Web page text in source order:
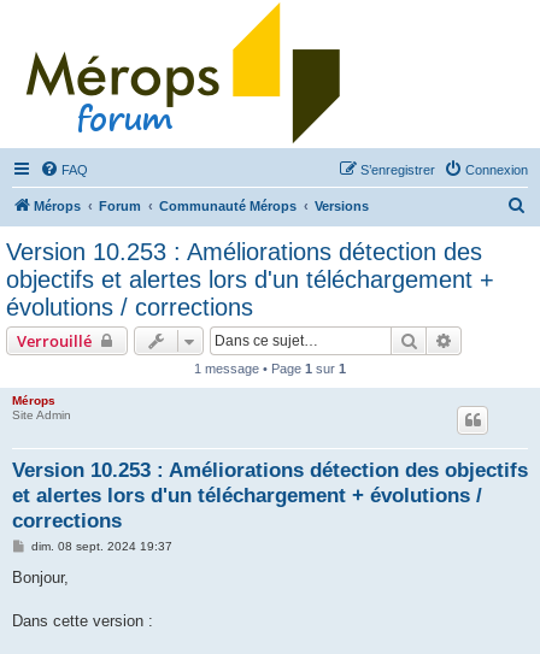
FAQ Connexion
S’enregistrer
Mérops Forum Communauté Mérops Versions
Version 10.253 : Améliorations détection des
objectifs et alertes lors d'un téléchargement +
évolutions / corrections
Verrouillé Rechercher
1 message • Page 1 sur 1
Mérops
Site Admin
Version 10.253 : Améliorations détection des objectifs
et alertes lors d'un téléchargement + évolutions /
corrections
M
s
g
dim. 08 sept. 2024 19:37
Bonjour,
Dans cette version :